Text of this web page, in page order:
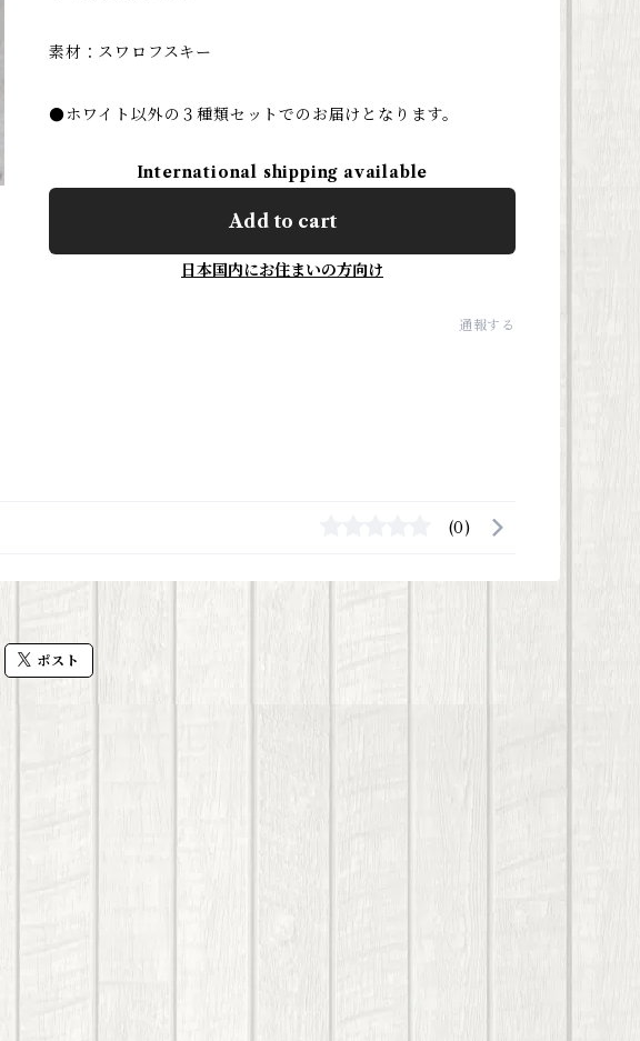
素材：スワロフスキー
●ホワイト以外の３種類セットでのお届けとなります。
International shipping available
Add to cart
日本国内にお住まいの方向け
通報する
(0)
ポスト